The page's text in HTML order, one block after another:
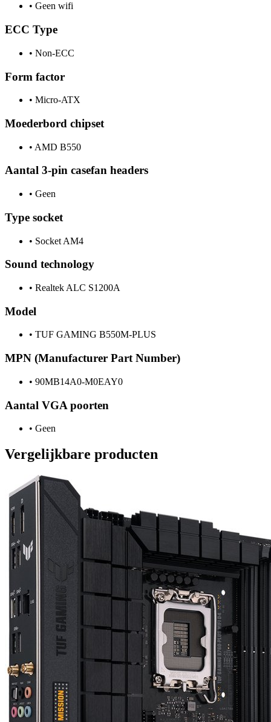
• Geen wifi
ECC Type
• Non-ECC
Form factor
• Micro-ATX
Moederbord chipset
• AMD B550
Aantal 3-pin casefan headers
• Geen
Type socket
• Socket AM4
Sound technology
• Realtek ALC S1200A
Model
• TUF GAMING B550M-PLUS
MPN (Manufacturer Part Number)
• 90MB14A0-M0EAY0
Aantal VGA poorten
• Geen
Vergelijkbare producten